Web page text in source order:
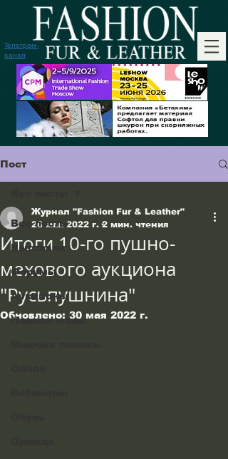
Телеграм-
канал
Пост
Все посты
Выставки
Форумы
Аукционы
Недели моды
Итоги 10-го пушно-
мехового аукциона
"Русьпушнина"
Журнал "Fashion Fur & Leather"
26 мая 2022 г. 2 мин. чтения
Обновлено: 30 мая 2022 г.